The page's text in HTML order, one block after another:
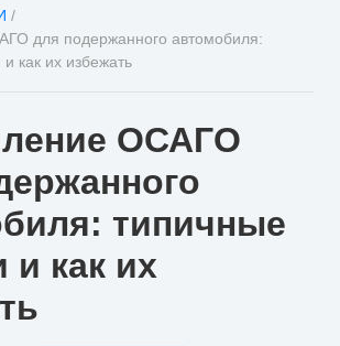
/
для подержанного автомобиля:
как их избежать
ОСАГО
типичные
как их